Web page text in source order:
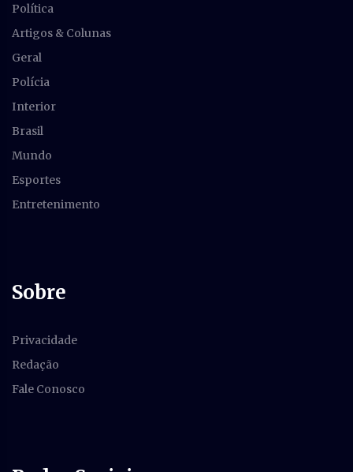
Política
Artigos & Colunas
Geral
Polícia
Interior
Brasil
Mundo
Esportes
Entretenimento
Sobre
Privacidade
Redação
Fale Conosco